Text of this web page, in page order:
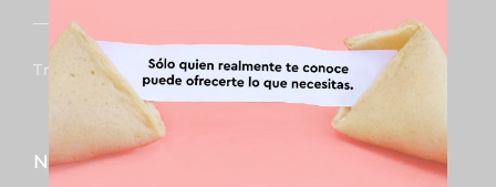
Trasplantaments De Cabells
Nas